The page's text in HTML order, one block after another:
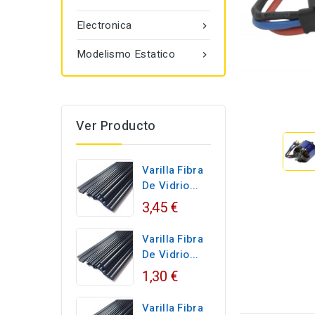

Electronica

Modelismo Estatico
Ver Producto
Varilla Fibra
De Vidrio...
3,45 €
Varilla Fibra
De Vidrio...
1,30 €
Varilla Fibra